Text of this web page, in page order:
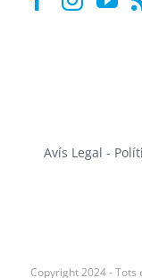
Avís Legal -
Copyright 2024 -